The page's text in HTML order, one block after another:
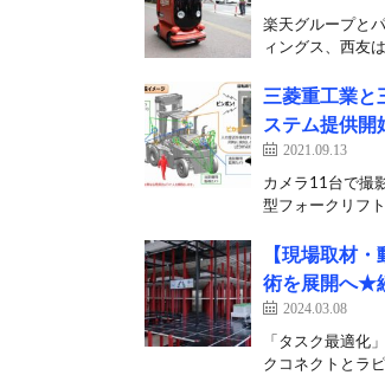
楽天グループと
ィングス、西友
三菱重工業と
ステム提供開
2021.09.13
カメラ11台で撮
型フォークリフ
【現場取材
術を展開へ★
2024.03.08
「タスク最適化
クコネクトとラ